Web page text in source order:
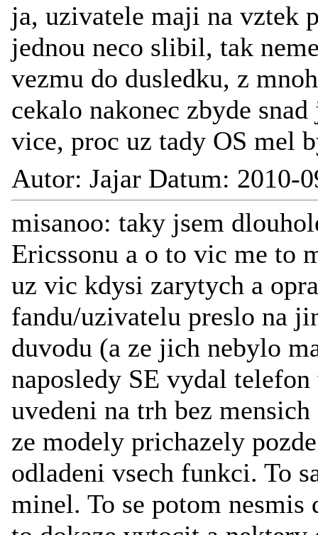
ja, uzivatele maji na vztek
jednou neco slibil, tak
vezmu do dusledku, z
cekalo nakonec zbyde
vice, proc uz tady OS mel
Autor: Jajar Datum: 2010-
misanoo: taky jsem
Ericssonu a o to vic me to
uz vic kdysi zarytych a
fandu/uzivatelu preslo na
duvodu (a ze jich nebylo
naposledy SE vydal
uvedeni na trh bez
ze modely prichazely
odladeni vsech funkci. To
minel. To se potom